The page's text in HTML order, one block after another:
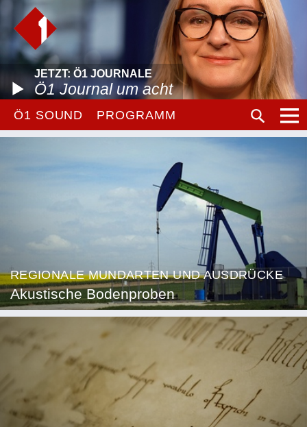
JETZT: Ö1 JOURNALE
Ö1 Journal um acht
Ö1 SOUND PROGRAMM
REGIONALE MUNDARTEN UND AUSDRÜCKE
Akustische Bodenproben